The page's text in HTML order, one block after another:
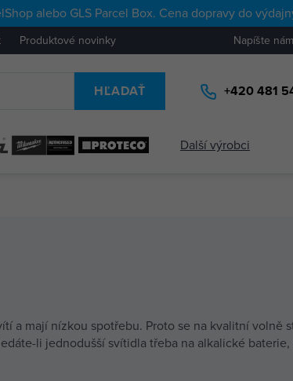
alebo GLS Parcel Box. Cena dopravy do
Produktové novinky Napíšte
HĽADAŤ +420 481
Další výrobci
a mají nízkou spotřebu. Proto se na kvalitní volně
li jednodušší svítidla třeba na alkalické